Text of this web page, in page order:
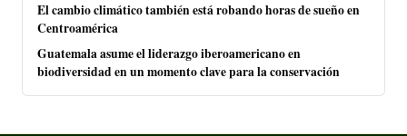
El cambio climático también está robando horas de sueño en
Centroamérica
Guatemala asume el liderazgo iberoamericano en
biodiversidad en un momento clave para la conservación